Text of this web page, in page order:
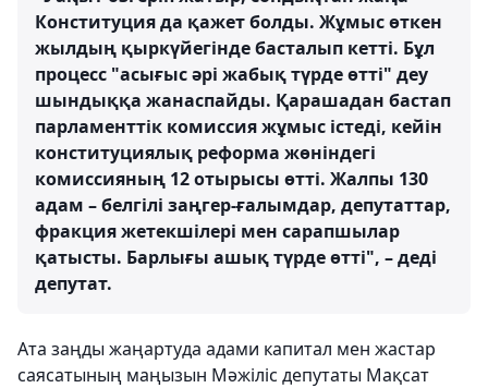
Конституция да қажет болды. Жұмыс өткен
жылдың қыркүйегінде басталып кетті. Бұл
процесс "асығыс әрі жабық түрде өтті" деу
шындыққа жанаспайды. Қарашадан бастап
парламенттік комиссия жұмыс істеді, кейін
конституциялық реформа жөніндегі
комиссияның 12 отырысы өтті. Жалпы 130
адам – белгілі заңгер-ғалымдар, депутаттар,
фракция жетекшілері мен сарапшылар
қатысты. Барлығы ашық түрде өтті", – деді
депутат.
Ата заңды жаңартуда адами капитал мен жастар
саясатының маңызын Мәжіліс депутаты Мақсат